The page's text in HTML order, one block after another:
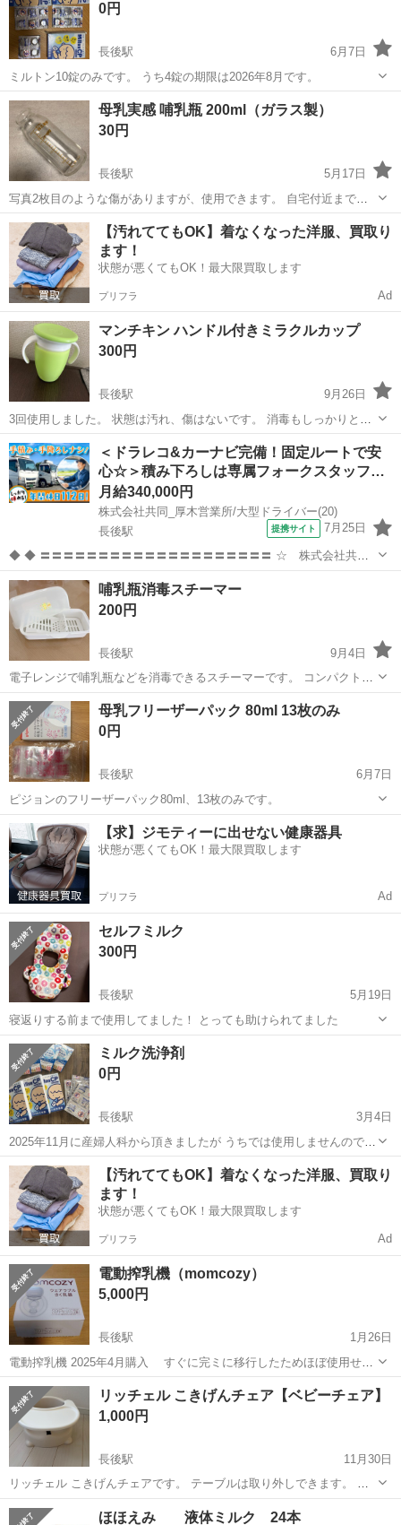
0円
長後駅
6月7日
ミルトン10錠のみです。 うち4錠の期限は2026年8月です。
神奈川 藤沢市 長後駅 ベビー用品
母乳実感 哺乳瓶 200ml（ガラス製）
30円
長後駅
5月17日
写真2枚目のような傷がありますが、使用できます。 自宅付近まで取
りに来ていただける方のみお願いします。
神奈川 藤沢市 長後駅 ベビー用品 哺乳瓶
【汚れててもOK】着なくなった洋服、買取り
ます！
状態が悪くてもOK！最大限買取します
プリフラ Ad
マンチキン ハンドル付きミラクルカップ
300円
長後駅
9月26日
3回使用しました。 状態は汚れ、傷はないです。 消毒もしっかりとし
ています。
神奈川 藤沢市 長後駅 ベビー用品 ミラクル
＜ドラレコ&カーナビ完備！固定ルートで安
心☆＞積み下ろしは専属フォークスタッフ…
月給340,000円
株式会社共同_厚木営業所/大型ドライバー(20)
長後駅
提携サイト 7月25日
◆ ◆ 〓〓〓〓〓〓〓〓〓〓〓〓〓〓〓〓〓〓〓〓 ☆ 株式会社共同
のオススメPOINT ☆ 〓〓〓〓〓〓〓〓〓〓〓〓〓〓〓〓〓〓〓〓
■□配送ルートを覚えやすい！□■ 配送は高速道路利用の固定ルートが
中心。 ドラレ...
神奈川 藤沢市 長後駅
哺乳瓶消毒スチーマー
200円
長後駅
9月4日
電子レンジで哺乳瓶などを消毒できるスチーマーです。 コンパクトな
ので、哺乳瓶使わなくなってもおもちゃを消毒したりするのに一つ持
っていると便利です。 おしゃぶりや食器類消毒にも使えます。 ピジョ
ン コンビ
神奈川 藤沢市 長後駅 ベビー用品
母乳フリーザーパック 80ml 13枚のみ
0円
長後駅
6月7日
ピジョンのフリーザーパック80ml、13枚のみです。
神奈川 藤沢市 長後駅 ベビー用品
【求】ジモティーに出せない健康器具
状態が悪くてもOK！最大限買取します
プリフラ Ad
セルフミルク
300円
長後駅
5月19日
寝返りする前まで使用してました！ とっても助けられてました
神奈川 藤沢市 長後駅 ベビー用品
ミルク洗浄剤
0円
長後駅
3月4日
2025年11月に産婦人科から頂きましたが うちでは使用しませんので
どなたか使われる方に譲ります。
神奈川 綾瀬市 長後駅 ベビー用品 ミルク
【汚れててもOK】着なくなった洋服、買取り
ます！
状態が悪くてもOK！最大限買取します
プリフラ Ad
電動搾乳機（momcozy）
5,000円
長後駅
1月26日
電動搾乳機 2025年4月購入 すぐに完ミに移行したためほぼ使用せず
ですがシリコン部には使用した跡はあります 動作確認済 問題なし
神奈川 藤沢市 ベビー用品
リッチェル こきげんチェア【ベビーチェア】
1,000円
長後駅
11月30日
リッチェル こきげんチェアです。 テーブルは取り外しできます。 離
乳食食べ始めの時にお世話になりました。 持ち運びもできるので 旅行
時にも重宝します！
神奈川 長後駅 ベビー用品 リッチェル
ほほえみ 液体ミルク 24本